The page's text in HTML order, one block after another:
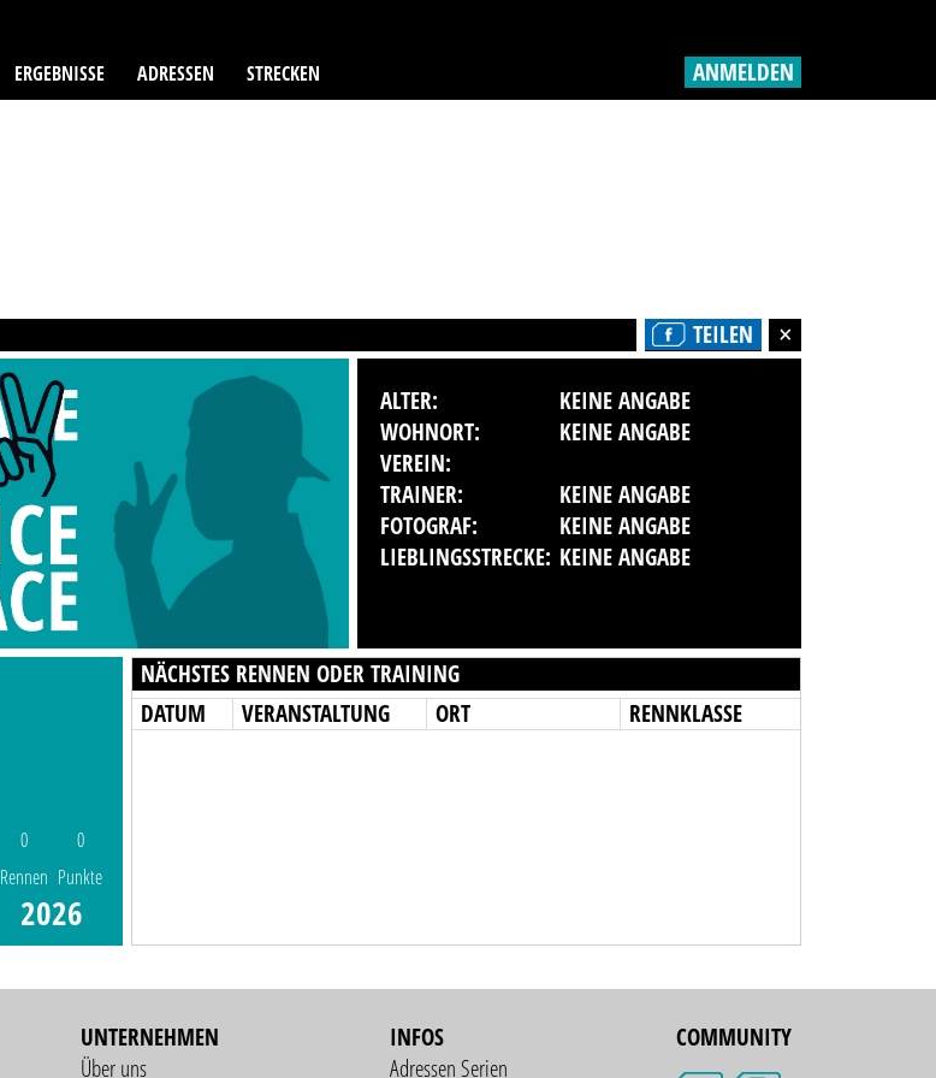
ERGEBNISSE ADRESSEN STRECKEN ANMELDEN
TEILEN
ALTER:
KEINE ANGABE
WOHNORT:
KEINE ANGABE
VEREIN:
TRAINER:
KEINE ANGABE
FOTOGRAF:
KEINE ANGABE
LIEBLINGSSTRECKE: KEINE ANGABE
0
Rennen
0
Punkte
2026
NÄCHSTES RENNEN ODER TRAINING
DATUM
VERANSTALTUNG ORT RENNKLASSE
UNTERNEHMEN
Über uns
INFOS
Adressen Serien
COMMUNITY